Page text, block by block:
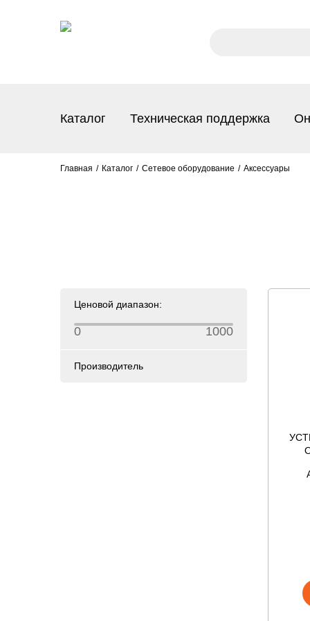
Каталог Техническая поддержка
Главная Каталог Сетевое оборудование Аксессуары
Ценовой диапазон:
0 1000
Производитель